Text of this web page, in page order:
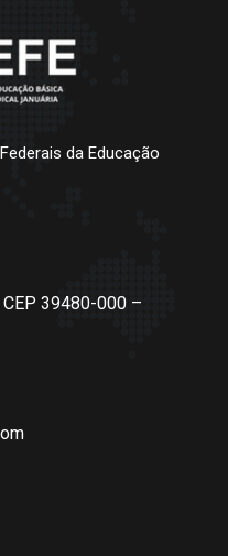
da Educação
39480-000 –